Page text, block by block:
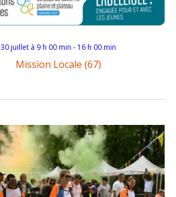
Mission Locale (67)
30 juillet à 9 h 00 min - 16 h 00 min